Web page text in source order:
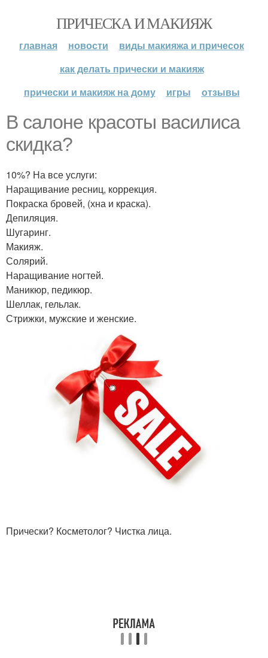
ПРИЧЕСКА И МАКИЯЖ
главная новости
виды макияжа и причесок
как делать прически и макияж
прически и макияж на дому
игры отзывы
В салоне красоты василиса
скидка?
10%? На все услуги:
Наращивание ресниц, коррекция.
Покраска бровей, (хна и краска).
Депиляция.
Шугаринг.
Макияж.
Солярий.
Наращивание ногтей.
Маникюр, педикюр.
Шеллак, гельлак.
Стрижки, мужские и женские.
Прически? Косметолог? Чистка лица.